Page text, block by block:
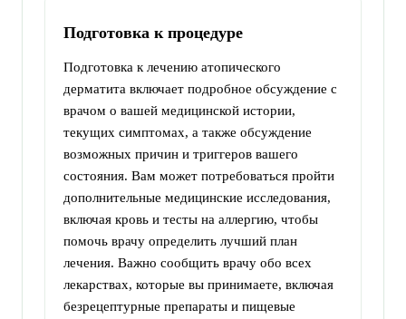
Подготовка к процедуре
Подготовка к лечению атопического
дерматита включает подробное обсуждение с
врачом о вашей медицинской истории,
текущих симптомах, а также обсуждение
возможных причин и триггеров вашего
состояния. Вам может потребоваться пройти
дополнительные медицинские исследования,
включая кровь и тесты на аллергию, чтобы
помочь врачу определить лучший план
лечения. Важно сообщить врачу обо всех
лекарствах, которые вы принимаете, включая
безрецептурные препараты и пищевые